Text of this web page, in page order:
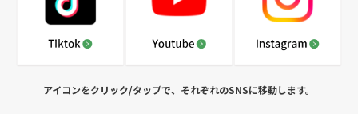
アイコンをクリック/タップで、それぞれのSNSに移動します。